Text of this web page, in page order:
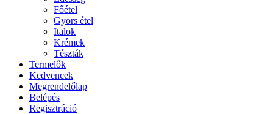
Főétel
Gyors étel
Italok
Krémek
Tészták
Termelők
Kedvencek
Megrendelőlap
Belépés
Regisztráció